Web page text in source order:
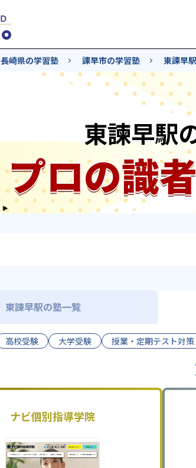
長崎県の学習塾 諫早市の学習塾 東諫早
東諫早駅
プロの識
東諫早駅の塾一覧
高校受験 大学受験 授業・定期テスト対策
ナビ個別指導学院